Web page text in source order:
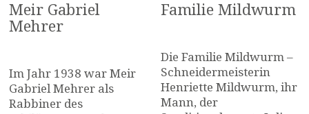
Meir Gabriel
Mehrer
Im Jahr 1938 war Meir
Gabriel Mehrer als
Rabbiner des
Familie Mildwurm
Die Familie Mildwurm –
Schneidermeisterin
Henriette Mildwurm, ihr
Mann, der